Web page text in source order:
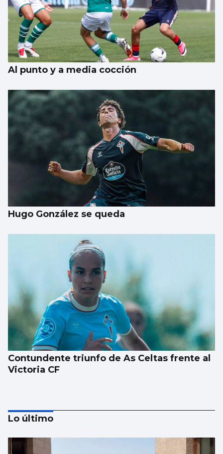
Al punto y a media cocción
Hugo González se queda
Contundente triunfo de As Celtas frente al
Victoria CF
Lo último